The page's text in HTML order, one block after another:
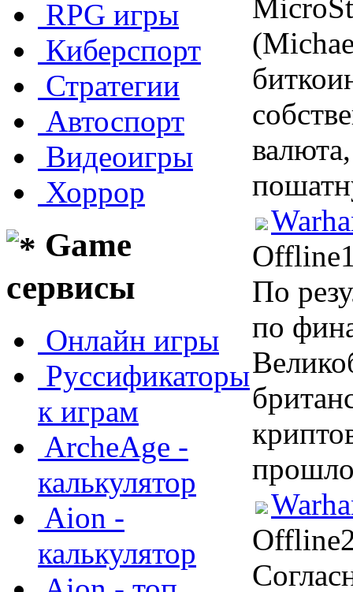
RPG игры
Киберспорт
Стратегии
Автоспорт
Видеоигры
Хоррор
Game
сервисы
Онлайн игры
Руссификаторы
к играм
ArcheAge -
калькулятор
Aion -
калькулятор
Offline
По
по
Offline